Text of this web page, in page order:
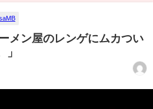
メン屋のレンゲにムカつい
」